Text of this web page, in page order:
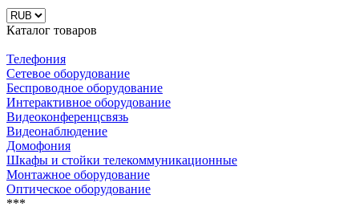
Каталог товаров
Телефония
Сетевое оборудование
Беспроводное оборудование
Интерактивное оборудование
Видеоконференцсвязь
Видеонаблюдение
Домофония
Шкафы и стойки телекоммуникационные
Монтажное оборудование
Оптическое оборудование
***